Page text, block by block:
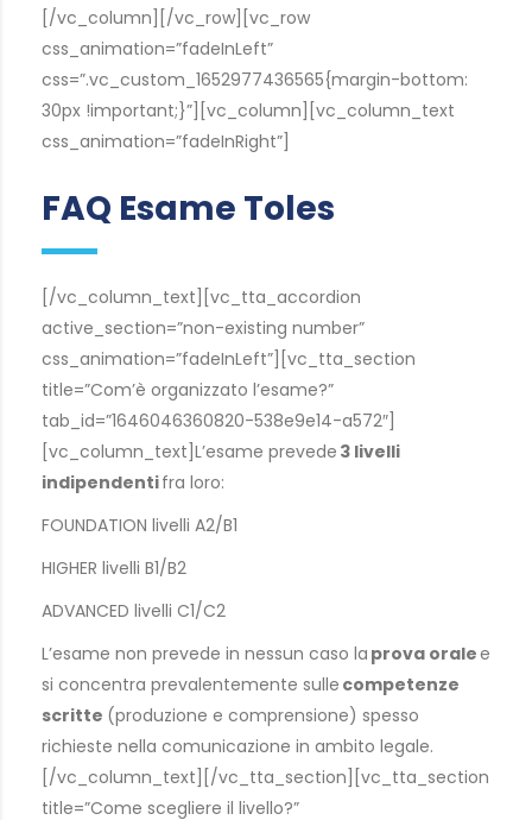
[/vc_column][/vc_row][vc_row
css_animation=”fadeInLeft”
css=”.vc_custom_1652977436565{margin-bottom:
30px !important;}”][vc_column][vc_column_text
css_animation=”fadeInRight”]
FAQ Esame Toles
[/vc_column_text][vc_tta_accordion
active_section=”non-existing number”
css_animation=”fadeInLeft”][vc_tta_section
title=”Com’è organizzato l’esame?”
tab_id=”1646046360820-538e9e14-a572″]
[vc_column_text]L’esame prevede 3 livelli
indipendentifra loro:
FOUNDATION livelli A2/B1
HIGHER livelli B1/B2
ADVANCED livelli C1/C2
L’esame non prevede in nessun caso la prova oralee
si concentra prevalentemente sulle competenze
scritte (produzione e comprensione) spesso
richieste nella comunicazione in ambito legale.
[/vc_column_text][/vc_tta_section][vc_tta_section
title=”Come scegliere il livello?”